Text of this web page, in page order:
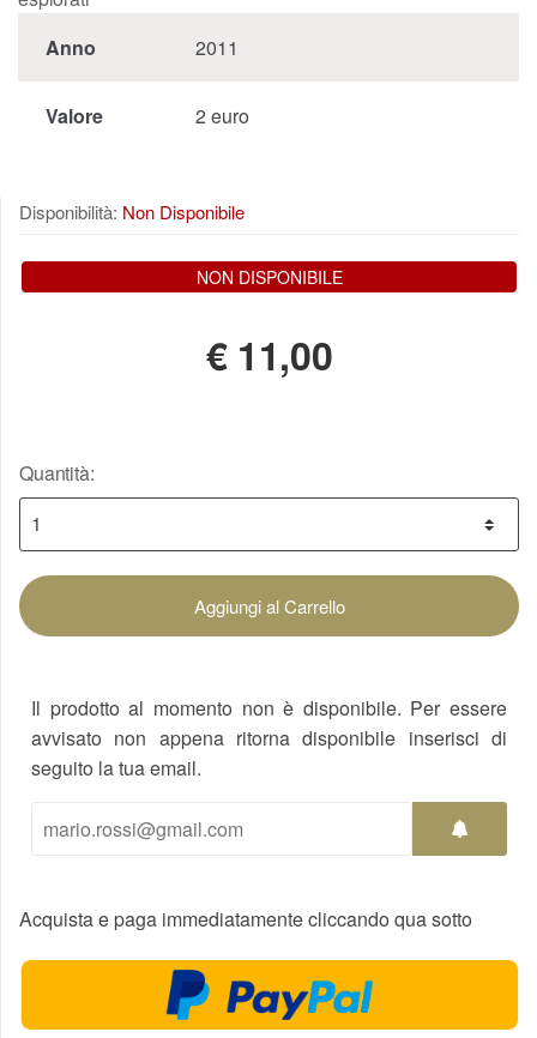
Anno
2011
Valore 2 euro
Disponibilità: Non Disponibile
NON DISPONIBILE
€ 11,00
Quantità:
Aggiungi al Carrello
Il prodotto al momento non è disponibile. Per essere
avvisato non appena ritorna disponibile inserisci di
seguito la tua email.
Acquista e paga immediatamente cliccando qua sotto